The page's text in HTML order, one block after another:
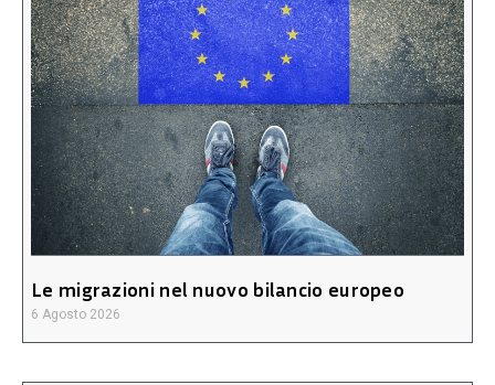
Le migrazioni nel nuovo bilancio europeo
6 Agosto 2026